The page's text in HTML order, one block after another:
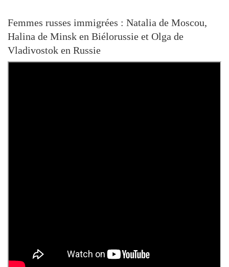
Femmes russes immigrées : Natalia de Moscou,
Halina de Minsk en Biélorussie et Olga de
Vladivostok en Russie